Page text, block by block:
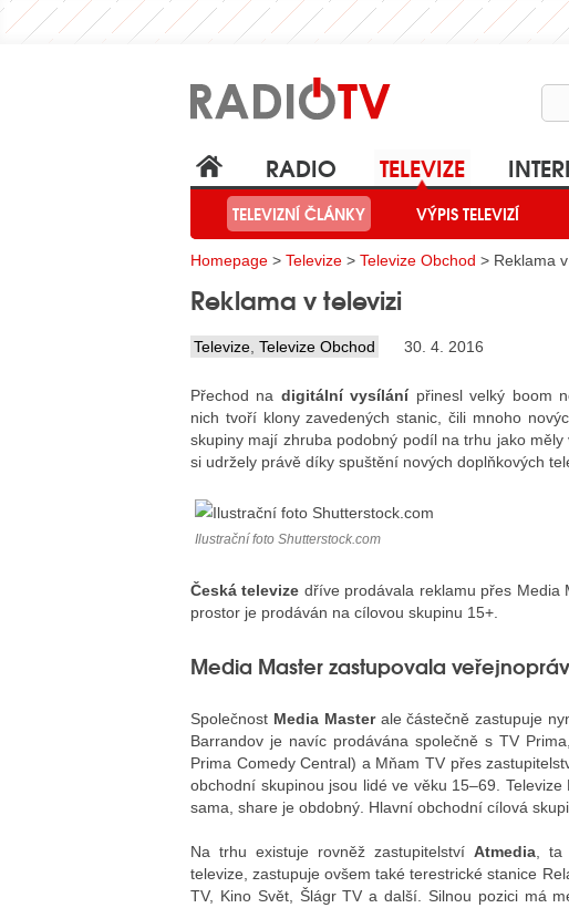
RADIO TELEVIZE
TELEVIZNÍ ČLÁNKY VÝPIS TELEVIZÍ
Homepage > Televize > Televize Obchod > Reklama
Reklama v televizi
Televize Televize Obchod 30. 4. 2016
Přechod na digitální vysílánípřinesl velký boom
nich tvoří klony zavedených stanic, čili mnoho
skupiny mají zhruba podobný podíl na trhu jako
si udržely právě díky spuštění nových doplňkových
Ilustrační foto Shutterstock.com
Česká televize dříve prodávala reklamu přes Media
prostor je prodáván na cílovou skupinu 15+.
Media Master zastupovala
Společnost Media Masterale částečně zastupuje
Barrandov je navíc prodávána společně s TV
Prima Comedy Central) a Mňam TV přes
obchodní skupinou jsou lidé ve věku 15–69.
sama, share je obdobný. Hlavní obchodní cílová
Na trhu existuje rovněž zastupitelstvíAtmedia ,
televize, zastupuje ovšem také terestrické stanice
TV, Kino Svět, Šlágr TV a další. Silnou pozici má